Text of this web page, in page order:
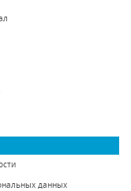
данных